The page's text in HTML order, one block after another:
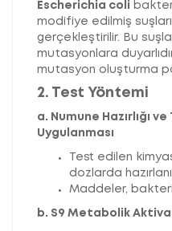
Escherichia coli
modifiye edilmiş
gerçekleştirilir. Bu
mutasyonlara
mutasyon oluşturma
2. Test Yöntemi
a. Numune Hazırlığı
Uygulanması
Test edilen
dozlarda
Maddeler,
b. S9 Metabolik